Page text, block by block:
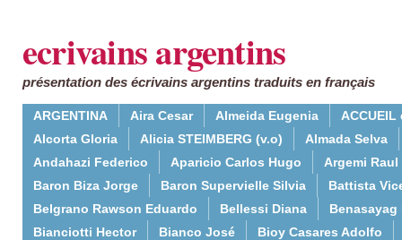
ecrivains argentins
présentation des écrivains argentins traduits en français
ARGENTINA Aira Cesar Almeida Eugenia
ACCUEIL
Alcorta Gloria
Alicia STEIMBERG (v.o)
Almada Selva
Andahazi Federico
Aparicio Carlos Hugo
Argemi Raul
Baron Biza Jorge
Baron Supervielle Silvia
Battista
Belgrano Rawson Eduardo
Bellessi Diana
Benasayag
Bianciotti Hector
Bianco José
Bioy Casares Adolfo